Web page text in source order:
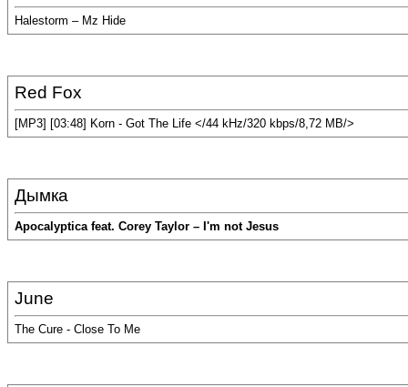
Halestorm – Mz Hide
Red Fox
[MP3] [03:48] Korn - Got The Life </44 kHz/320 kbps/8,72 MB/>
Дымка
Apocalyptica feat. Corey Taylor – I'm not Jesus
June
The Cure - Close To Me